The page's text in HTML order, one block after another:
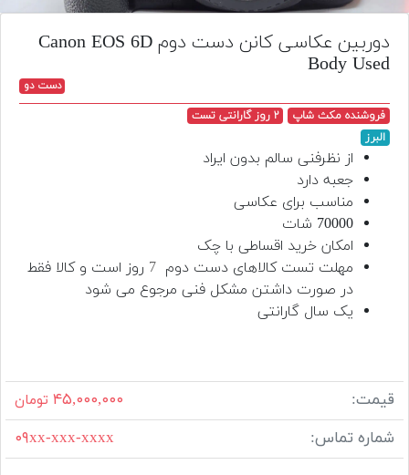
تجهیزات
مکث
پلاس
افزودن
محصول
دست
لیست
قیمت
دوربین
دوربین عکاسی کانن دست دوم Canon EOS 6D
Body Used
دست دو
فروشنده مکث شاپ
۲ روز گارانتی تست
البرز
از نظرفنی سالم بدون ایراد
جعبه دارد
مناسب برای عکاسی
70000 شات
امکان خرید اقساطی با چک
مهلت تست کالاهای دست دوم
روز است و کالا فقط
در صورت داشتن مشکل فنی مرجوع می شود
یک سال گارانتی
قیمت: ۴۵,۰۰۰,۰۰۰ تومان
شماره تماس: ۰۹xx-xxx-xxxx